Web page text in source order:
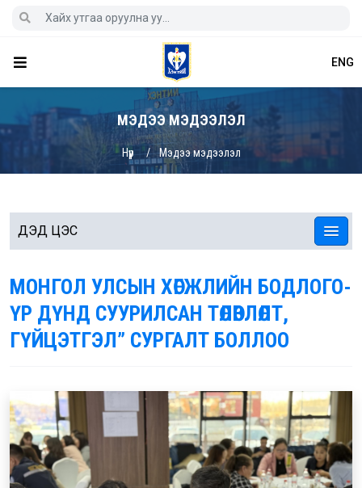
ENG
МЭДЭЭ МЭДЭЭЛЭЛ
Нүүр Мэдээ мэдээлэл
ДЭД ЦЭС
МОНГОЛ УЛСЫН ХӨГЖЛИЙН БОДЛОГО-
ҮР ДҮНД СУУРИЛСАН ТӨЛӨВЛӨЛТ,
ГҮЙЦЭТГЭЛ” СУРГАЛТ БОЛЛОО